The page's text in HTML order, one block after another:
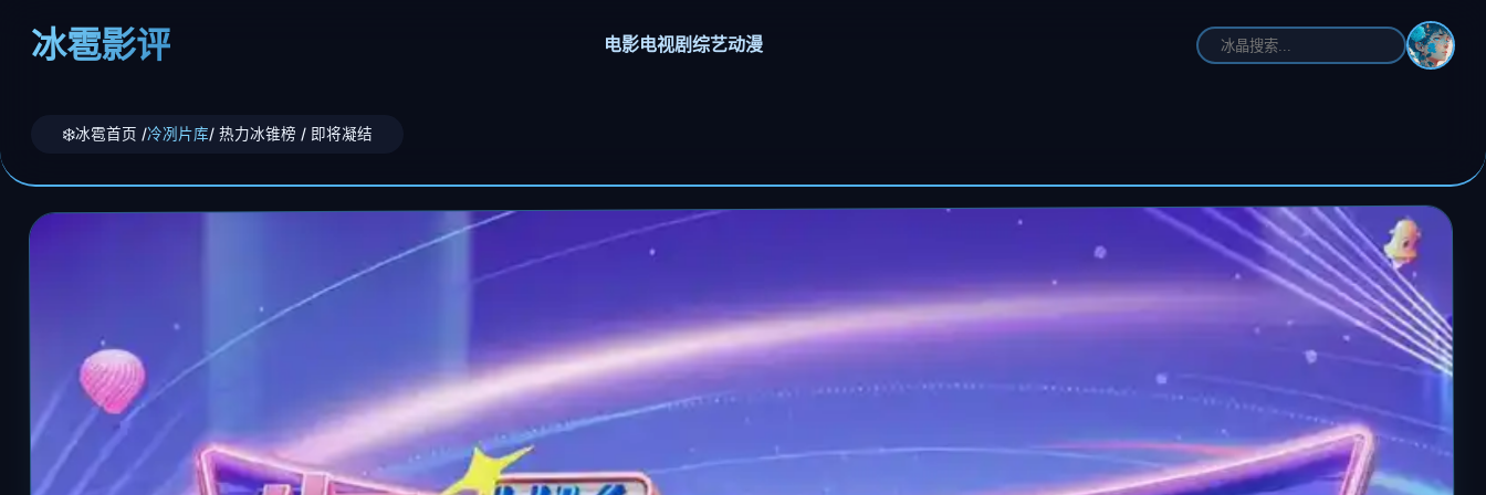
冰雹影评 电影电视剧综艺动漫
冰雹首页 /冷冽片库/ 热力冰锥榜 / 即将凝结